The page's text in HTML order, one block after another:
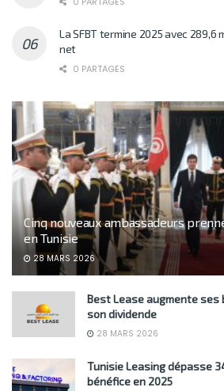
La SFBT termine 2025 avec 289,6
net
0 PARTAGES
Cinq nouveaux ambassadeurs
en Tunisie
28 MARS 2026
Best Lease augmente
son dividende
28 MARS 2026
Tunisie Leasing dépasse
bénéfice en 2025